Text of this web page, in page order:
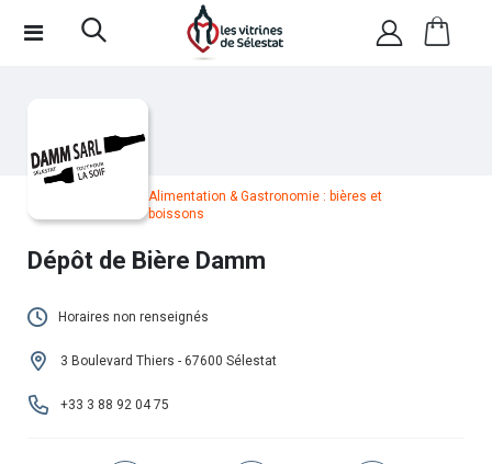
Alimentation & Gastronomie : bières et
boissons
Dépôt de Bière Damm
Horaires non renseignés
Cet établissement n'a pas encore renseigné
3 Boulevard Thiers - 67600 Sélestat
+33 3 88 92 04 75